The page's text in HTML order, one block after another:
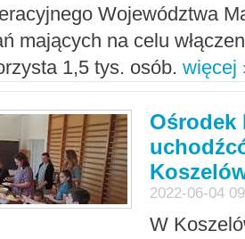
Województwa
mających na celu
1,5 tys. osób. więcej
Ośrodek
2022-06-04
W